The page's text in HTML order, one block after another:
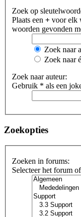
Zoek op
Plaats een + voor elk
woorden gevonden
Zoek naar
Zoek naar
Zoek naar auteur:
Gebruik * als een
Zoekopties
Zoeken in forums:
Selecteer het forum